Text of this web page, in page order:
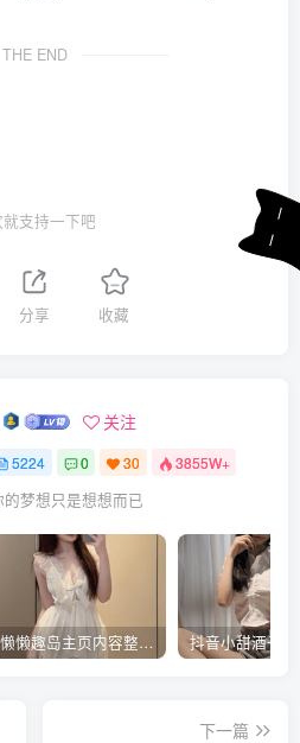
THE END
支持一下吧
分享 收藏
关注
5224 0 30 3855W+
的梦想只是想想而已
懒懒趣岛主页内容整理 – 自然系风格分享合集
下一篇